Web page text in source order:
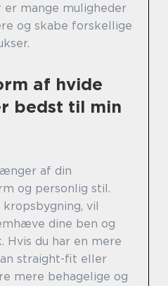
er mange muligheder
og skabe forskellige
af hvide
bedst til min
af din
og personlig stil.
kropsbygning, vil
dine ben og
Hvis du har en mere
straight-fit eller
mere behagelige og